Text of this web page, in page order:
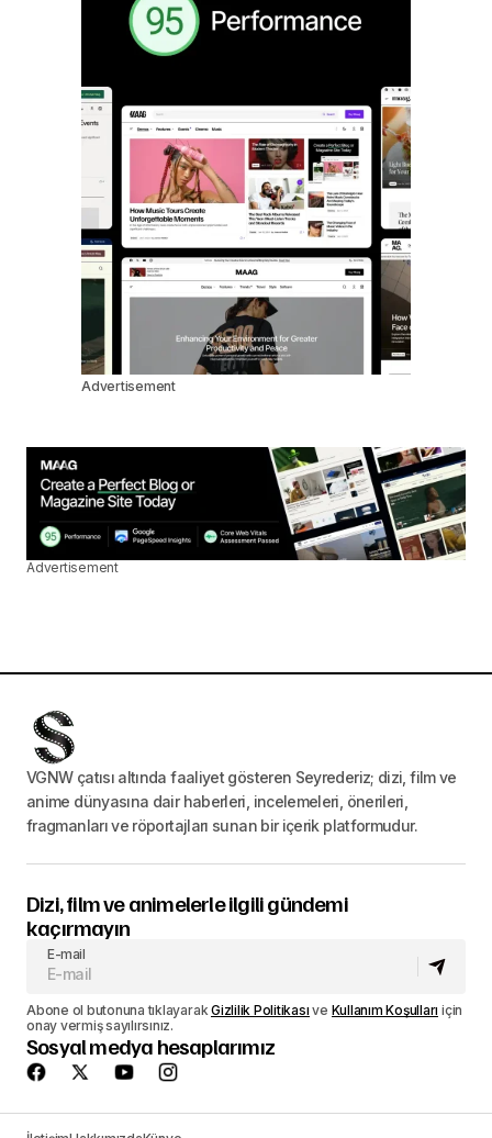
Advertisement
Advertisement
VGNW çatısı altında faaliyet gösteren Seyrederiz; dizi, film ve
anime dünyasına dair haberleri, incelemeleri, önerileri,
fragmanları ve röportajları sunan bir içerik platformudur.
Dizi, film ve animelerle ilgili gündemi
kaçırmayın
E-mail
Abone ol butonuna tıklayarakGizlilik Politikası ve Kullanım Koşulları için
onay vermiş sayılırsınız.
Sosyal medya hesaplarımız